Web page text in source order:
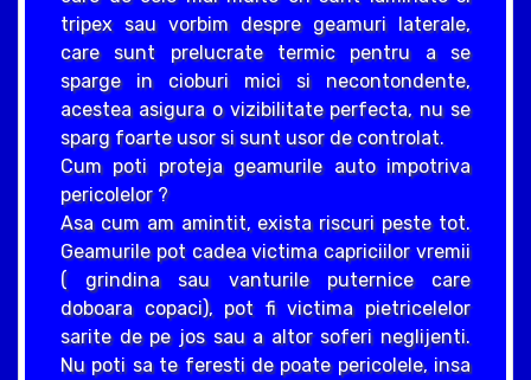
tripex sau vorbim despre geamuri laterale,
care sunt prelucrate termic pentru a se
sparge in cioburi mici si necontondente,
acestea asigura o vizibilitate perfecta, nu se
sparg foarte usor si sunt usor de controlat.
Cum poti proteja geamurile auto impotriva
pericolelor ?
Asa cum am amintit, exista riscuri peste tot.
Geamurile pot cadea victima capriciilor vremii
( grindina sau vanturile puternice care
doboara copaci), pot fi victima pietricelelor
sarite de pe jos sau a altor soferi neglijenti.
Nu poti sa te feresti de poate pericolele, insa